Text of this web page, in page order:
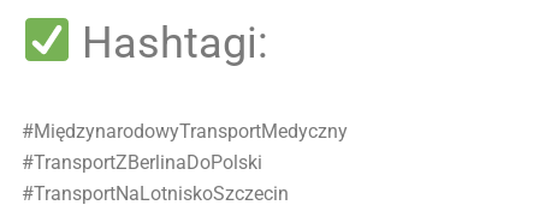
Hashtagi:
#MiędzynarodowyTransportMedyczny
#TransportZBerlinaDoPolski
#TransportNaLotniskoSzczecin